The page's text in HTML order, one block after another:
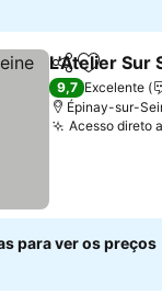
Partilhar
L'Atelier Sur
9,7 Excelente
Épinay-sur-
Acesso direto
para ver os preços